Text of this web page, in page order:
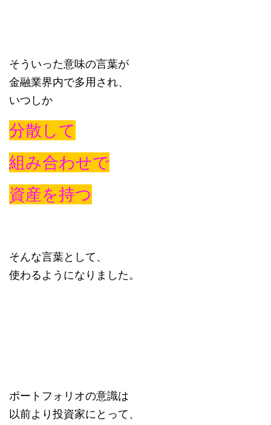
そういった意味の言葉が
金融業界内で多用され、
いつしか
分散して
組み合わせで
資産を持つ
そんな言葉として、
使わるようになりました。
ポートフォリオの意識は
以前より投資家にとって、